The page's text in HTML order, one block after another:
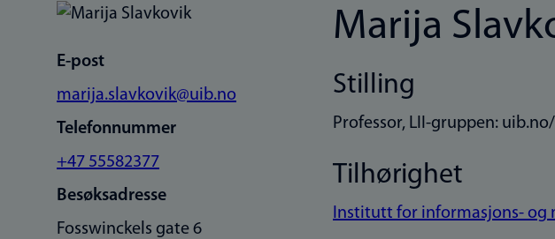
E-post
marija.slavkovik@uib.no
Telefonnummer
+47 55582377
Besøksadresse
Fosswinckels gate 6
Marija
Stilling
Professor, LII-gruppen:
Tilhørighet
Institutt for informasjons- og